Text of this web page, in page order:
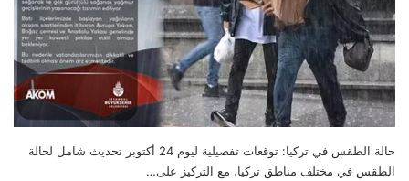
حالة الطقس في تركيا: توقعات تفصيلية ليوم 24 أكتوبر تحديث شامل لحالة
الطقس في مختلف مناطق تركيا، مع التركيز على…